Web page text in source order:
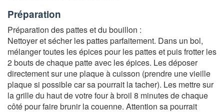
Préparation
Préparation des pattes et du bouillon :
Nettoyer et sécher les pattes parfaitement. Dans un bol,
mélanger toutes les épices pour les pattes et puis frotter les
2 bouts de chaque patte avec les épices. Les déposer
directement sur une plaque à cuisson (prendre une vieille
plaque si possible car sa pourrait la tacher). Les mettre sur
la grille du haut de votre four à broil 8 minutes de chaque
côté pour faire brunir la couenne. Attention sa pourrait